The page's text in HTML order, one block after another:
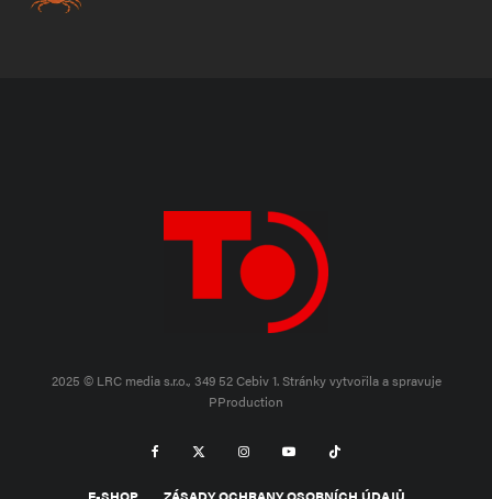
2025 © LRC media s.r.o., 349 52 Cebiv 1.Stránky vytvořila a spravuje
PProduction